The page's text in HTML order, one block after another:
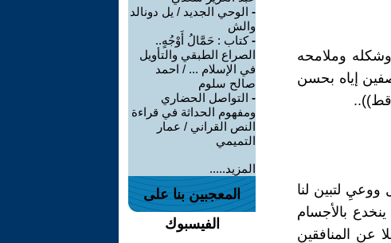
وملامحه
إياه بحسن
قط))..
ووعيِ لتبين لنا
بالأجسام
عن المنافقين
- الوحي الجديد / يل دونالد
والش
-كتاب : حَمَّالُ أَوْجُهٍ..
الصراع الطبقي والتأويل
في الإسلام ... / احمد
صالح سلوم
- التواصل الحضاري
ومفهوم الحداثة في قراءة
النص القراني / عمار
التميمي
المزيد.....
المعجبين بنا على
الفيسبوك